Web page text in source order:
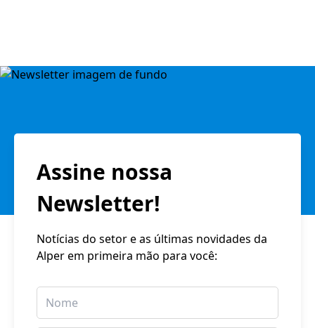
Assine nossa
Newsletter!
Notícias do setor e as últimas novidades da
Alper em primeira mão para você: